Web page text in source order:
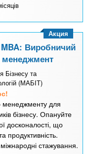
Виробничий
менеджмент
Бізнесу та
(МАБІТ)
менеджменту для
бізнесу. Опануйте
досконалості, що
продуктивність.
стажування.
Акция